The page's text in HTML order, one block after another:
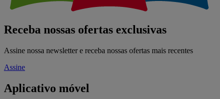
Receba nossas ofertas exclusivas
Assine nossa newsletter e receba nossas ofertas mais recentes
Assine
Aplicativo móvel